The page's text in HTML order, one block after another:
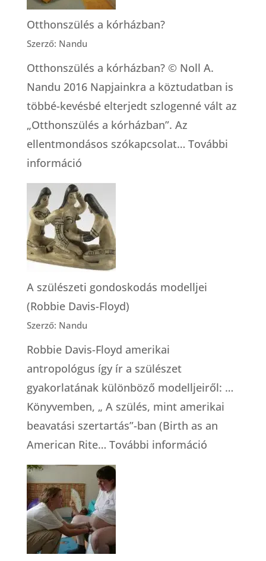
Otthonszülés a kórházban?
Szerző: Nandu
Otthonszülés a kórházban? © Noll A.
Nandu 2016 Napjainkra a köztudatban is
többé-kevésbé elterjedt szlogenné vált az
„Otthonszülés a kórházban”. Az
ellentmondásos szókapcsolat… További
információ:
Otthonszülés
a
kórházban?
A szülészeti gondoskodás modelljei
(Robbie Davis-Floyd)
Szerző: Nandu
Robbie Davis-Floyd amerikai
antropológus így ír a szülészet
gyakorlatának különböző modelljeiről: …
Könyvemben, „ A szülés, mint amerikai
beavatási szertartás”-ban (Birth as an
American Rite… További információ: